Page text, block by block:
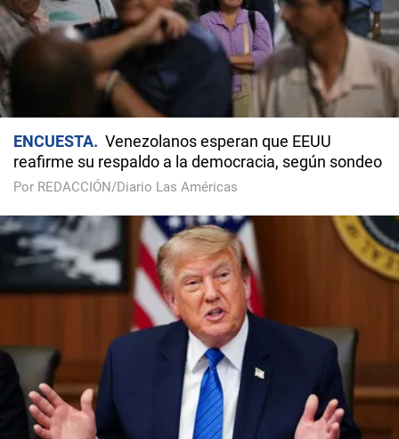
ENCUESTA
Venezolanos esperan que EEUU
reafirme su respaldo a la democracia, según sondeo
Por REDACCIÓN/Diario Las Américas